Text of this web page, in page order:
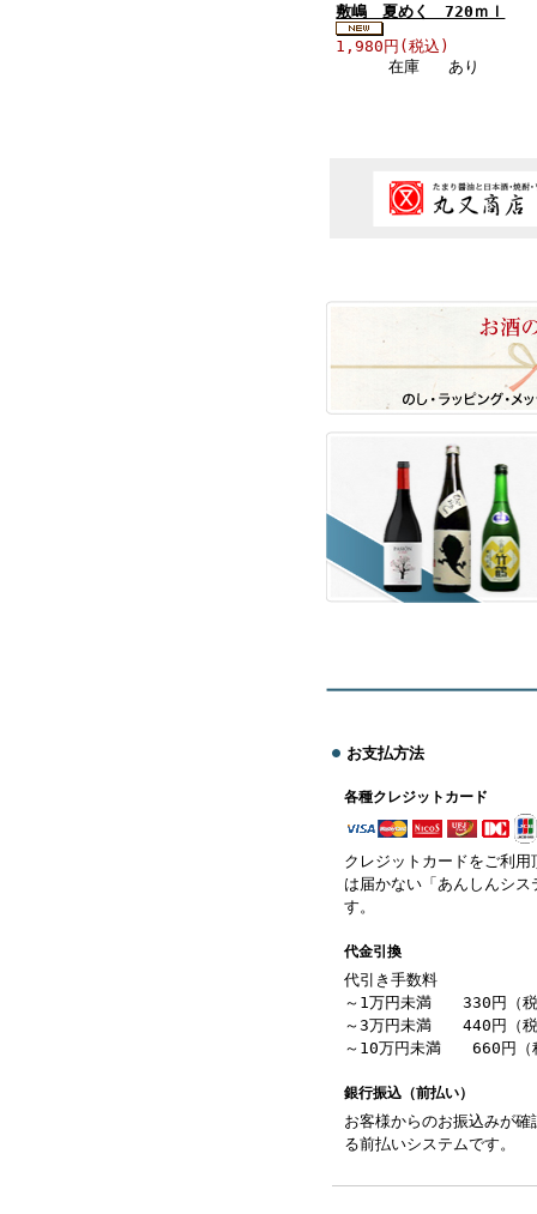
敷嶋 夏めく 720ｍｌ
1,980円(税込)
在庫 あり
お支払方法
各種クレジットカード
クレジットカードをご利
は届かない「あんしんシ
す。
代金引換
代引き手数料
～1万円未満 330円（税
～3万円未満 440円（税
～10万円未満 660円（
銀行振込（前払い）
お客様からのお振込みが
る前払いシステムです。